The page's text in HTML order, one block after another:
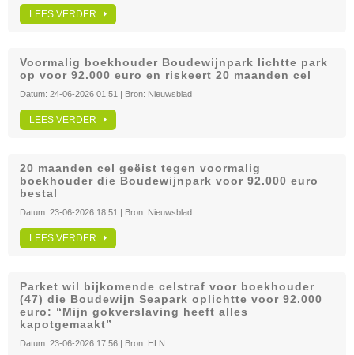
LEES VERDER
Voormalig boekhouder Boudewijnpark lichtte park
op voor 92.000 euro en riskeert 20 maanden cel
Datum: 24-06-2026 01:51 | Bron: Nieuwsblad
LEES VERDER
20 maanden cel geëist tegen voormalig
boekhouder die Boudewijnpark voor 92.000 euro
bestal
Datum: 23-06-2026 18:51 | Bron: Nieuwsblad
LEES VERDER
Parket wil bijkomende celstraf voor boekhouder
(47) die Boudewijn Seapark oplichtte voor 92.000
euro: “Mijn gokverslaving heeft alles
kapotgemaakt”
Datum: 23-06-2026 17:56 | Bron: HLN